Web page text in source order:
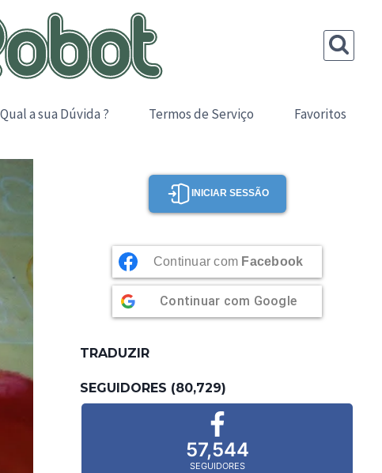
Qual a sua Dúvida ? Termos de Serviço Favoritos
INICIAR SESSÃO
Continuar com Facebook
Continuar com Google
TRADUZIR
SEGUIDORES (80,729)
57,544
SEGUIDORES